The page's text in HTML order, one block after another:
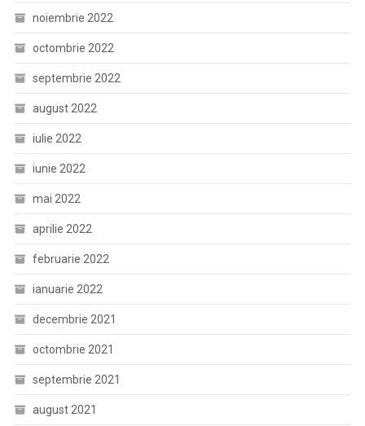
noiembrie 2022
octombrie 2022
septembrie 2022
august 2022
iulie 2022
iunie 2022
mai 2022
aprilie 2022
februarie 2022
ianuarie 2022
decembrie 2021
octombrie 2021
septembrie 2021
august 2021